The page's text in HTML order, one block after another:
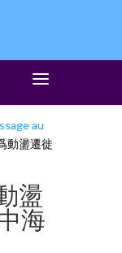
au
動盪遷徙
盪
海